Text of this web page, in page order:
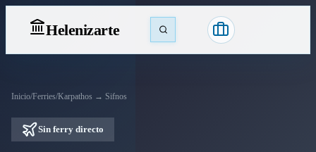
Helenizarte
Inicio/Ferries/Karpathos → Sifnos
Sin ferry directo